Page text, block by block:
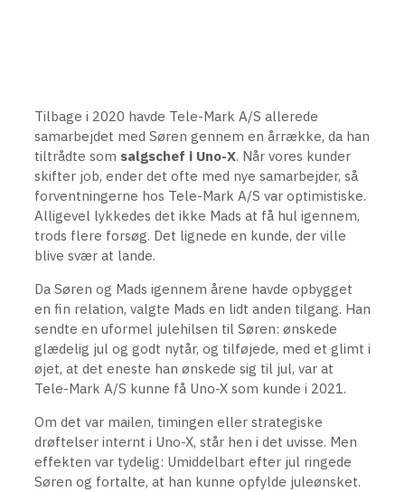
Tilbage i 2020 havde Tele-Mark A/S allerede
samarbejdet med Søren gennem en årrække, da han
tiltrådte som salgschef i Uno-X. Når vores kunder
skifter job, ender det ofte med nye samarbejder, så
forventningerne hos Tele-Mark A/S var optimistiske.
Alligevel lykkedes det ikke Mads at få hul igennem,
trods flere forsøg. Det lignede en kunde, der ville
blive svær at lande.
Da Søren og Mads igennem årene havde opbygget
en fin relation, valgte Mads en lidt anden tilgang. Han
sendte en uformel julehilsen til Søren: ønskede
glædelig jul og godt nytår, og tilføjede, med et glimt i
øjet, at det eneste han ønskede sig til jul, var at
Tele-Mark A/S kunne få Uno-X som kunde i 2021.
Om det var mailen, timingen eller strategiske
drøftelser internt i Uno-X, står hen i det uvisse. Men
effekten var tydelig: Umiddelbart efter jul ringede
Søren og fortalte, at han kunne opfylde juleønsket.